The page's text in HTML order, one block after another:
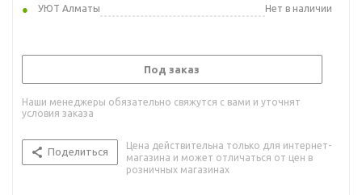
УЮТ Алматы
Нет в наличии
Под заказ
Наши менеджеры обязательно свяжутся с вами и уточнят
условия заказа
Поделиться
Цена действительна только для интернет-
магазина и может отличаться от цен в
розничных магазинах